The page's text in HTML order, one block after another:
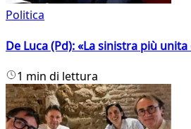
Politica
De Luca (Pd): «La sinistra più
1 min di lettura